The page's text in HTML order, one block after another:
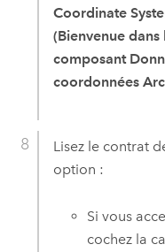
Coordinate
(Bienvenue
composant
coordonnées
Lisez le contrat
option :
Si vous
cochez la